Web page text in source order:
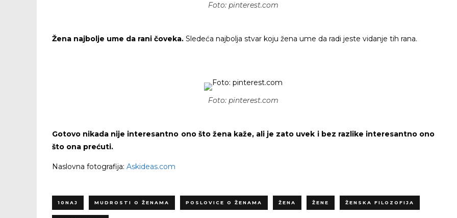
Foto: pinterest.com
Žena najbolje ume da rani čoveka. Sledeća najbolja stvar koju žena ume da radi jeste vidanje tih rana.
Foto: pinterest.com
Gotovo nikada nije interesantno ono što žena kaže, ali je zato uvek i bez razlike interesantno ono
što ona prećuti.
Naslovna fotografija: Askideas.com
10NAJ MUDROSTI O ŽENAMA POSLOVICE O ŽENAMA ŽENA ŽENE ŽENSKA FILOZOFIJA